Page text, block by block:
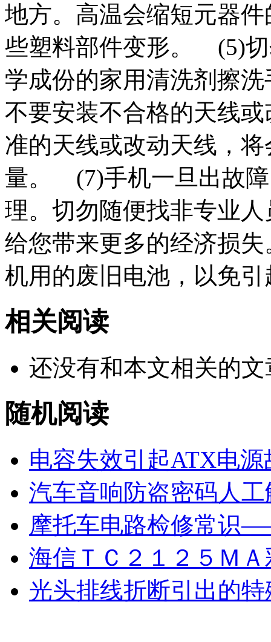
地方。高温会缩短元器
些塑料部件变形。 (5)切
学成份的家用清洗剂擦
不要安装不合格的天线
准的天线或改动天线，
量。 (7)手机一旦出故障
理。切勿随便找非专业
给您带来更多的经济损
机用的废旧电池，以免
相关阅读
还没有和本文相关的文
随机阅读
电容失效引起ATX电
汽车音响防盗密码人
摩托车电路检修常识
海信ＴＣ２１２５Ｍ
光头排线折断引出的